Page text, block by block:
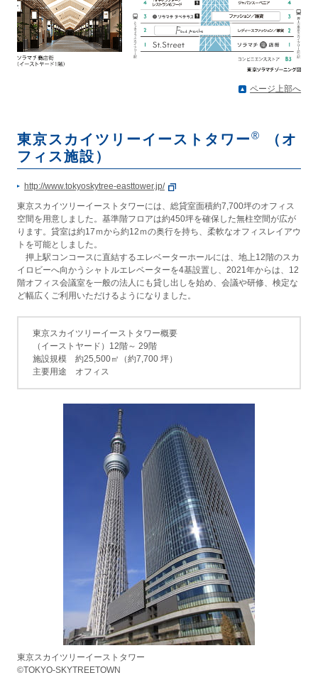
ページ上部へ
東京スカイツリーイーストタワー®
（オ
フィス施設）
http://www.tokyoskytree-easttower.jp/
東京スカイツリーイーストタワーには、総貸室面積約7,700坪のオフィス
空間を用意しました。基準階フロアは約450坪を確保した無柱空間が広が
ります。貸室は約17ｍから約12ｍの奥行を持ち、柔軟なオフィスレイアウ
トを可能としました。
押上駅コンコースに直結するエレベーターホールには、地上12階のスカ
イロビーへ向かうシャトルエレベーターを4基設置し、2021年からは、12
階オフィス会議室を一般の法人にも貸し出しを始め、会議や研修、検定な
ど幅広くご利用いただけるようになりました。
東京スカイツリーイーストタワー概要
（イーストヤード）12階～ 29階
施設規模 約25,500㎡（約7,700 坪）
主要用途 オフィス
東京スカイツリーイーストタワー
©TOKYO-SKYTREETOWN